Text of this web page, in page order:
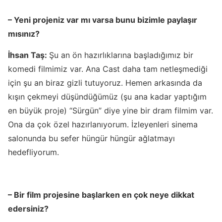
– Yeni projeniz var mı varsa bunu bizimle paylaşır
mısınız?
İhsan Taş: Şu an ön hazırlıklarına başladığımız bir
komedi filmimiz var. Ana Cast daha tam netleşmediği
için şu an biraz gizli tutuyoruz. Hemen arkasında da
kışın çekmeyi düşündüğümüz (şu ana kadar yaptığım
en büyük proje) “Sürgün” diye yine bir dram filmim var.
Ona da çok özel hazırlanıyorum. İzleyenleri sinema
salonunda bu sefer hüngür hüngür ağlatmayı
hedefliyorum.
– Bir film projesine başlarken en çok neye dikkat
edersiniz?